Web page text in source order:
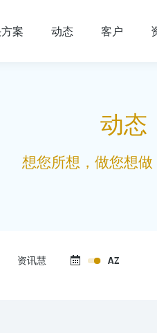
案 动态 客户
动态
想您所想，做您想
资讯慧